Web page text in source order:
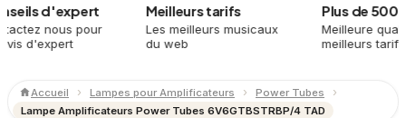
pour
Meilleurs tarifs
Les meilleurs musicaux
du web
Plus de 500
Meilleure qualité,
meilleurs tarifs
Accueil Lampes pour Amplificateurs
Power Tubes
Lampe Amplificateurs Power Tubes 6V6GTBSTRBP/4 TAD